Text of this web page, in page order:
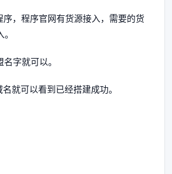
，程序官网有货源接入，需要的货
字就可以。
就可以看到已经搭建成功。